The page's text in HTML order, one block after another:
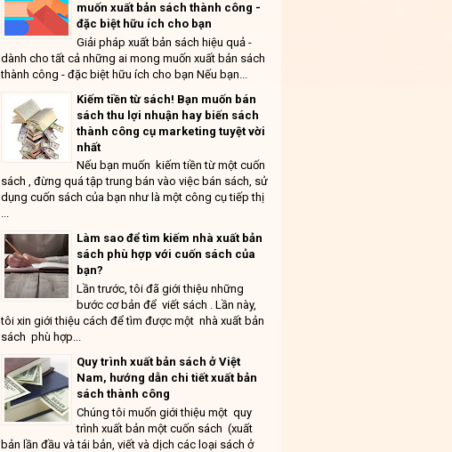
muốn xuất bản sách thành công -
đặc biệt hữu ích cho bạn
Giải pháp xuất bản sách hiệu quả -
dành cho tất cả những ai mong muốn xuất bản sách
thành công - đặc biệt hữu ích cho bạn Nếu bạn...
Kiếm tiền từ sách! Bạn muốn bán
sách thu lợi nhuận hay biến sách
thành công cụ marketing tuyệt vời
nhất
Nếu bạn muốn kiếm tiền từ một cuốn
sách , đừng quá tập trung bán vào việc bán sách, sử
dụng cuốn sách của bạn như là một công cụ tiếp thị
...
Làm sao để tìm kiếm nhà xuất bản
sách phù hợp với cuốn sách của
bạn?
Lần trước, tôi đã giới thiệu những
bước cơ bản để viết sách . Lần này,
tôi xin giới thiệu cách để tìm được một nhà xuất bản
sách phù hợp...
Quy trình xuất bản sách ở Việt
Nam, hướng dẫn chi tiết xuất bản
sách thành công
Chúng tôi muốn giới thiệu một quy
trình xuất bản một cuốn sách (xuất
bản lần đầu và tái bản, viết và dịch các loại sách ở